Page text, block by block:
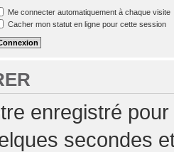
Me connecter automatiquement à chaque visite
Cacher mon statut en ligne pour cette session
enregistré
secondes